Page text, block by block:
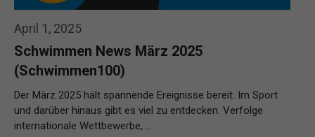
April 1, 2025
Schwimmen News März 2025
(Schwimmen100)
Der März 2025 hält spannende Ereignisse bereit. Im Sport
und darüber hinaus gibt es viel zu entdecken. Verfolge
internationale Wettbewerbe, …